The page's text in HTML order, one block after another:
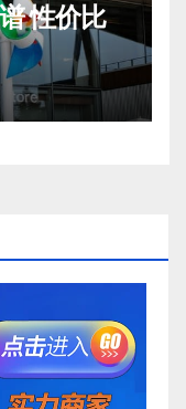
性价比